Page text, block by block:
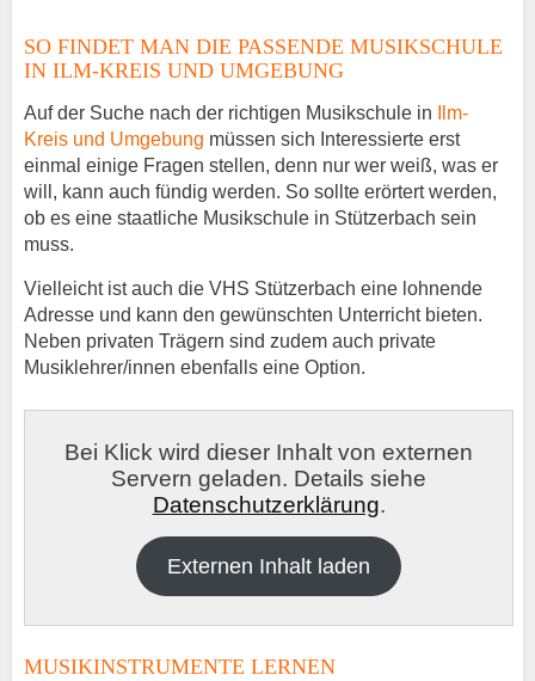
Gitarrenunterricht Stützerbach
Musiklehrer Stellenangebote – Stützerbach
SO FINDET MAN DIE PASSENDE MUSIKSCHULE
IN ILM-KREIS UND UMGEBUNG
Auf der Suche nach der richtigen Musikschule in
Ilm-
Kreis und Umgebung müssen sich Interessierte erst
einmal einige Fragen stellen, denn nur wer weiß, was er
will, kann auch fündig werden. So sollte erörtert werden,
ob es eine staatliche Musikschule in Stützerbach sein
muss.
Vielleicht ist auch die VHS Stützerbach eine lohnende
Adresse und kann den gewünschten Unterricht bieten.
Neben privaten Trägern sind zudem auch private
Musiklehrer/innen ebenfalls eine Option.
Bei Klick wird dieser Inhalt von externen
Servern geladen. Details siehe
Datenschutzerklärung.
Externen Inhalt laden
MUSIKINSTRUMENTE LERNEN